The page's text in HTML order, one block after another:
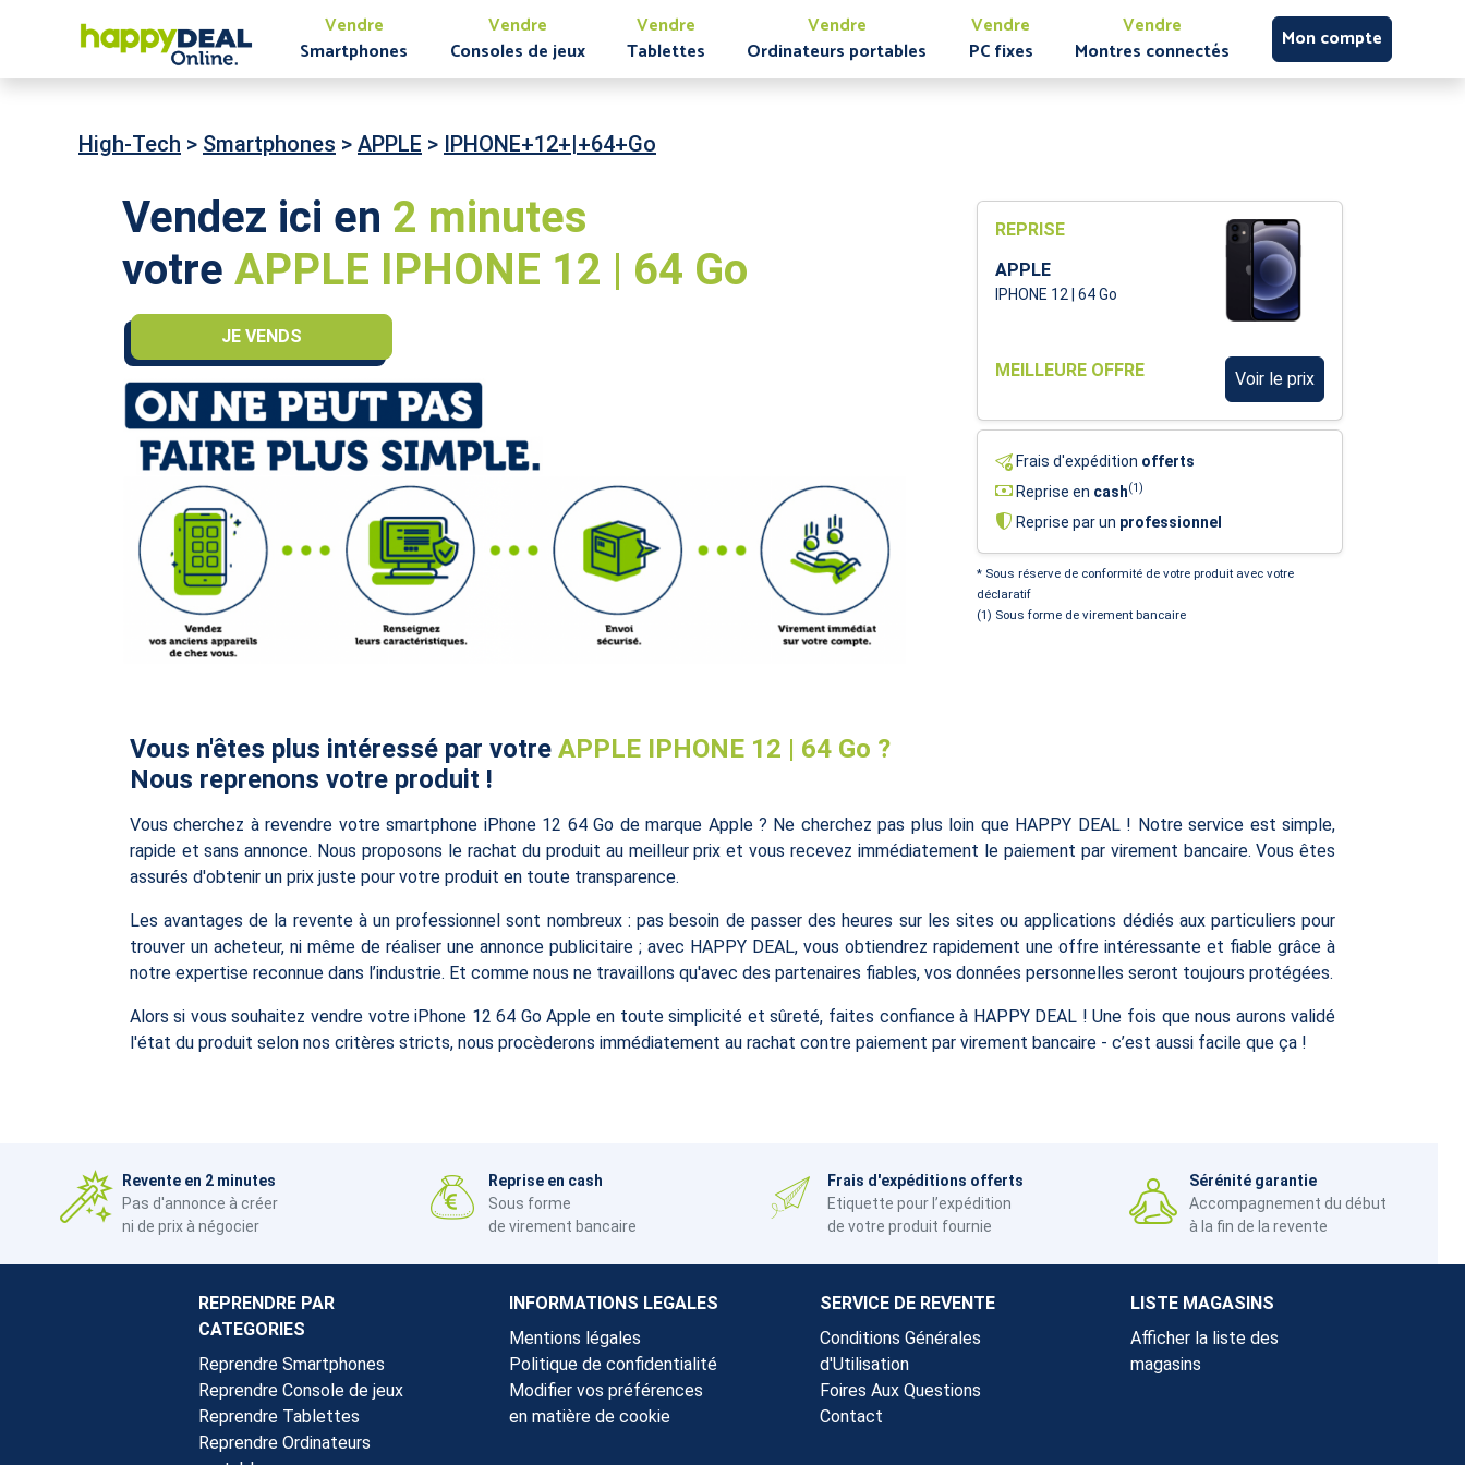
Vendre
Smartphones
Vendre
Consoles de jeux
Vendre
Tablettes
Vendre
Ordinateurs portables
Vendre
PC fixes
Vendre
Montres connectés
Mon compte
High-Tech > Smartphones > APPLE > IPHONE+12+|+64+Go
Vendez ici en 2 minutes
votre APPLE IPHONE 12 | 64 Go
JE VENDS
REPRISE
APPLE
IPHONE 12 | 64 Go
MEILLEURE OFFRE Voir le prix
Frais d'expédition offerts
Reprise en cash(1)
Reprise par un professionnel
* Sous réserve de conformité de votre produit avec votre
déclaratif
(1) Sous forme de virement bancaire
Vous n'êtes plus intéressé par votre APPLE IPHONE 12 | 64 Go ?
Nous reprenons votre produit !
Vous cherchez à revendre votre smartphone iPhone 12 64 Go de marque Apple ? Ne cherchez pas plus loin que HAPPY DEAL ! Notre service est simple,
rapide et sans annonce. Nous proposons le rachat du produit au meilleur prix et vous recevez immédiatement le paiement par virement bancaire. Vous êtes
assurés d'obtenir un prix juste pour votre produit en toute transparence.
Les avantages de la revente à un professionnel sont nombreux : pas besoin de passer des heures sur les sites ou applications dédiés aux particuliers pour
trouver un acheteur, ni même de réaliser une annonce publicitaire ; avec HAPPY DEAL, vous obtiendrez rapidement une offre intéressante et fiable grâce à
notre expertise reconnue dans l’industrie. Et comme nous ne travaillons qu'avec des partenaires fiables, vos données personnelles seront toujours protégées.
Alors si vous souhaitez vendre votre iPhone 12 64 Go Apple en toute simplicité et sûreté, faites confiance à HAPPY DEAL ! Une fois que nous aurons validé
l'état du produit selon nos critères stricts, nous procèderons immédiatement au rachat contre paiement par virement bancaire - c’est aussi facile que ça !
Revente en 2 minutes
Pas d'annonce à créer
ni de prix à négocier
Reprise en cash
Sous forme
de virement bancaire
Frais d'expéditions offerts
Etiquette pour l’expédition
de votre produit fournie
Sérénité garantie
Accompagnement du début
à la fin de la revente
REPRENDRE PAR
CATEGORIES
Reprendre Smartphones
Reprendre Console de jeux
Reprendre Tablettes
Reprendre Ordinateurs
INFORMATIONS LEGALES
Mentions légales
Politique de confidentialité
Modifier vos préférences
en matière de cookie
SERVICE DE REVENTE
Conditions Générales
d'Utilisation
Foires Aux Questions
Contact
LISTE MAGASINS
Afficher la liste des
magasins